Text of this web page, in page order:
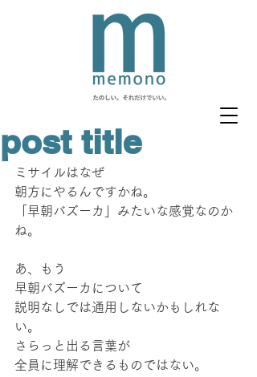
post title
ミサイルはなぜ
朝方にやるんですかね。
「早朝バズーカ」みたいな感覚なのか
ね。
あ、もう
早朝バズーカについて
説明なしでは通用しないかもしれな
い。
さらっと出る言葉が
全員に理解できるものではない。